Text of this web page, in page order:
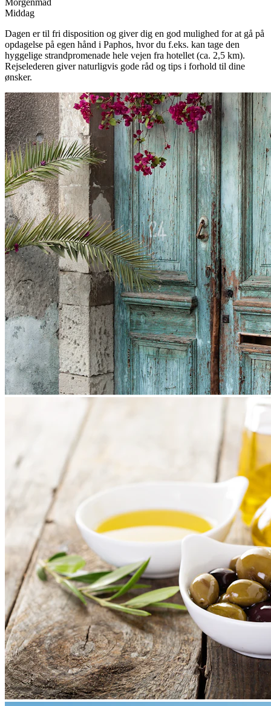
Morgenmad
Middag
Dagen er til fri disposition og giver dig en god mulighed for at gå på
opdagelse på egen hånd i Paphos, hvor du f.eks. kan tage den
hyggelige strandpromenade hele vejen fra hotellet (ca. 2,5 km).
Rejselederen giver naturligvis gode råd og tips i forhold til dine
ønsker.